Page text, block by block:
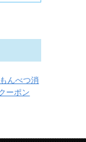
もんべつ消
ーポン